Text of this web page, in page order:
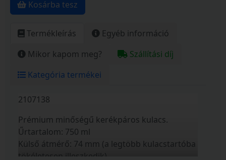
Kosárba tesz
Termékleírás
Egyéb információ
Mikor kapom meg?
Szállítási díj
Kategória termékei
2107138
Prémium minőségű kerékpáros kulacs.
Űrtartalom: 750 ml
Külső átmérő: 74 mm (a legtöbb kulacstartóba
tökéletesen illeszkedik)